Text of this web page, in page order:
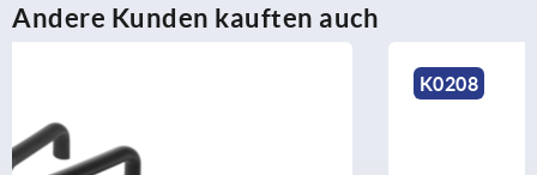
Andere Kunden kauften auch